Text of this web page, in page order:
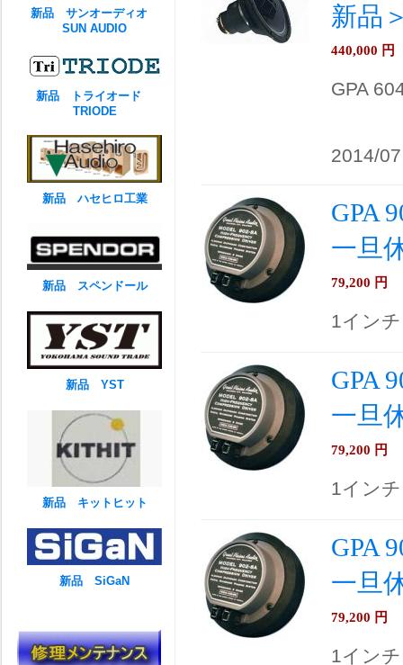
新品
440,000 円
GPA
2014/07
GPA
一旦
79,200 円
1イン
GPA
一旦
79,200 円
1イン
GPA
一旦
79,200 円
1イン
新品 サンオーディオ
SUN AUDIO
新品 トライオード
TRIODE
新品 ハセヒロ工業
新品 スペンドール
新品 YST
新品 キットヒット
新品 SiGaN